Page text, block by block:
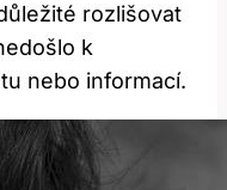
rozlišovat
k
nebo informací.